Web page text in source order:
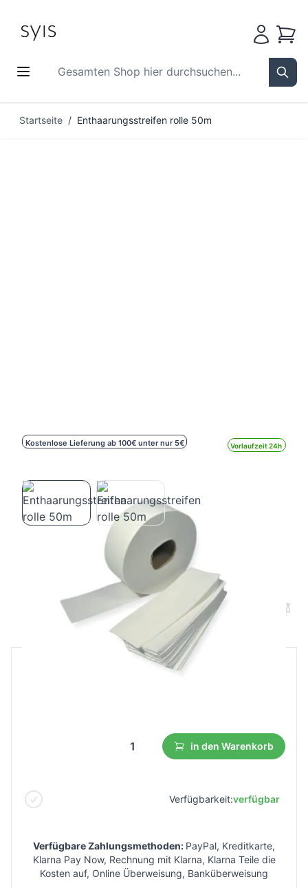
Gesamten Shop hier durchsuchen...
Startseite / Enthaarungsstreifen rolle 50m
Kostenlose Lieferung ab 100€ unter nur 5€ Vorlaufzeit 24h
Enthaarungsstreifen rolle 50m
B2B Preis Endverbraucherpreis
in den Warenkorb
Verfügbarkeit:verfügbar
Verfügbare Zahlungsmethoden: PayPal, Kreditkarte,
Klarna Pay Now, Rechnung mit Klarna, Klarna Teile die
Kosten auf, Online Überweisung, Banküberweisung